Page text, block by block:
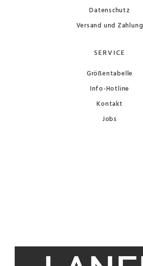
Datenschutz
Versand und Zahlung
SERVICE
Größentabelle
Info-Hotline
Kontakt
Jobs